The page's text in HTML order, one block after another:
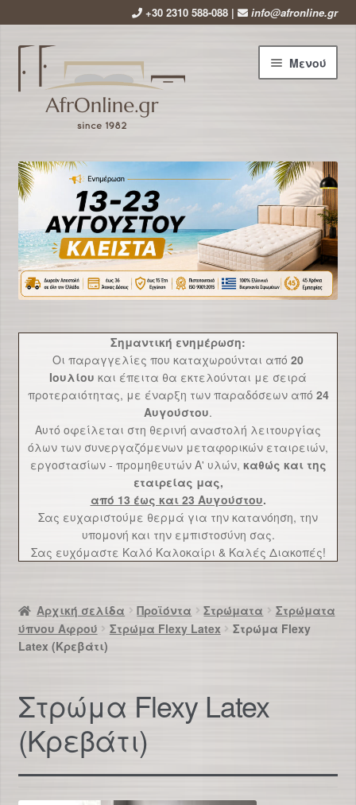
+30 2310 588-088 | info@afronline.gr
Απευθείας
μετάβαση
στην
πλοήγηση
Μετάβαση
σε
περιεχόμενο
Μενού
Εταιρεία
Προϊόντα
υπό-
μενού
Χρήσιμα
Επικοινωνία
Σημαντική ενημέρωση:
Οι παραγγελίες που καταχωρούνται από 20
Ιουλίου και έπειτα θα εκτελούνται με σειρά
προτεραιότητας, με έναρξη των παραδόσεων από 24
Αυγούστου.
Αυτό οφείλεται στη θερινή αναστολή λειτουργίας
όλων των συνεργαζόμενων μεταφορικών εταιρειών,
εργοστασίων - προμηθευτών Α' υλών, καθώς και της
εταιρείας μας,
από 13 έως και 23 Αυγούστου.
Σας ευχαριστούμε θερμά για την κατανόηση, την
υπομονή και την εμπιστοσύνη σας.
Σας ευχόμαστε Καλό Καλοκαίρι & Καλές Διακοπές!
Αρχική σελίδα Προϊόντα Στρώματα
Στρώματα
ύπνου Αφρού
Στρώμα Flexy Latex
Στρώμα Flexy
Latex (Κρεβάτι)
Στρώμα Flexy Latex
(Κρεβάτι)